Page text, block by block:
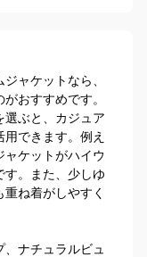
ャケットなら、
おすすめです。
選ぶと、カジュア
できます。例え
ケットがハイウ
す。また、少しゆ
ね着がしやすく
ナチュラルビュ